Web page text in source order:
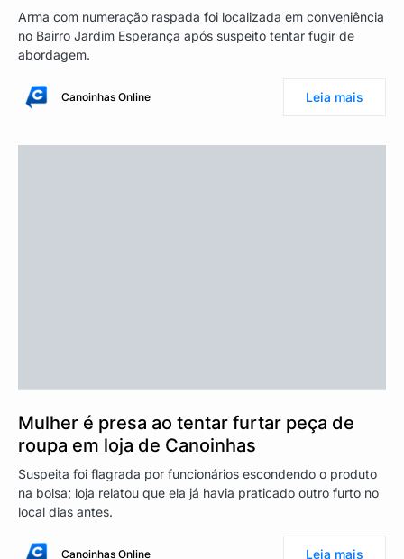
Arma com numeração raspada foi localizada em conveniência
no Bairro Jardim Esperança após suspeito tentar fugir de
abordagem.
Canoinhas Online Leia mais
Mulher é presa ao tentar furtar peça de
roupa em loja de Canoinhas
Suspeita foi flagrada por funcionários escondendo o produto
na bolsa; loja relatou que ela já havia praticado outro furto no
local dias antes.
Canoinhas Online Leia mais